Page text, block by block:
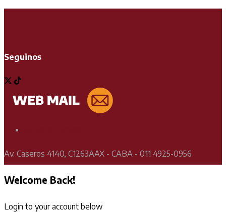
Seguinos
Av. Caseros 4140, C1263AAX - CABA - 011 4925-0956
Welcome Back!
Login to your account below